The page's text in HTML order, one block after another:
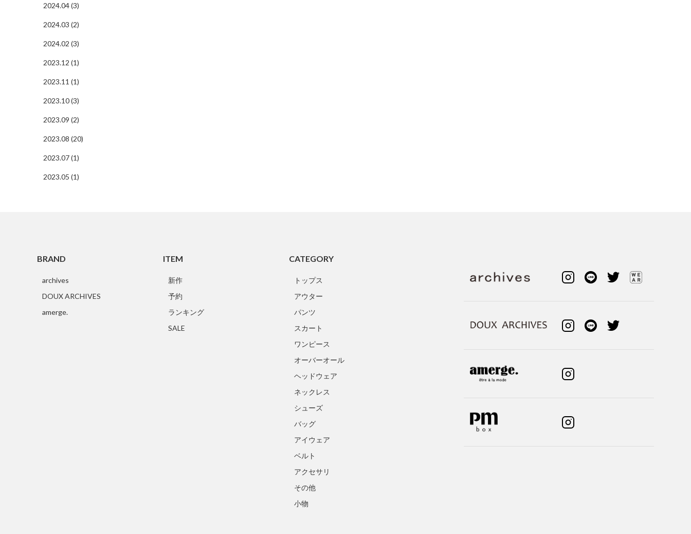
2024.04 (3)
2024.03 (2)
2024.02 (3)
2023.12 (1)
2023.11 (1)
2023.10 (3)
2023.09 (2)
2023.08 (20)
2023.07 (1)
2023.05 (1)
BRAND
archives
DOUX ARCHIVES
amerge.
ITEM
新作
予約
ランキング
SALE
CATEGORY
トップス
アウター
パンツ
スカート
ワンピース
オーバーオール
ヘッドウェア
ネックレス
シューズ
バッグ
アイウェア
ベルト
アクセサリ
その他
小物